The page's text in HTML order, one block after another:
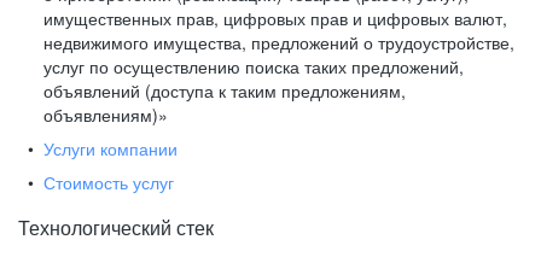
имущественных прав, цифровых прав и цифровых валют,
недвижимого имущества, предложений о трудоустройстве,
услуг по осуществлению поиска таких предложений,
объявлений (доступа к таким предложениям,
объявлениям)»
Услуги компании
Стоимость услуг
Технологический стек